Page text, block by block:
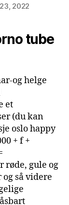
2022
tube
og helge
et
(du kan
oslo happy
+ f +
røde, gule og
så videre